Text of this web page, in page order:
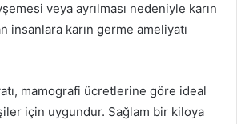
veya ayrılması nedeniyle karın
insanlara karın germe ameliyatı
mamografi ücretlerine göre ideal
için uygundur. Sağlam bir kiloya